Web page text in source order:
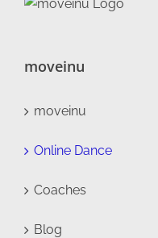
moveinu
moveinu
Online Dance
Coaches
Blog